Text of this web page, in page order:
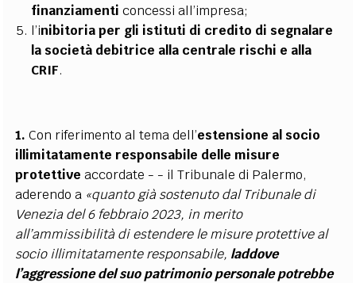
finanziamenticoncessi all’impresa;
l’inibitoria per gli istituti di credito di segnalare
la società debitrice alla centrale rischi e alla
CRIF.
1.Con riferimento al tema dell’estensione al socio
illimitatamente responsabile delle misure
protettive accordate - - il Tribunale di Palermo,
aderendo a «quanto già sostenuto dal Tribunale di
Venezia del 6 febbraio 2023, in merito
all’ammissibilità di estendere le misure protettive al
socio illimitatamente responsabile, laddove
l’aggressione del suo patrimonio personale potrebbe